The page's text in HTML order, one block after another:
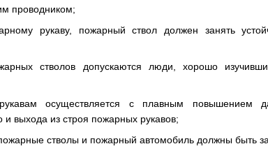
проводником;
рукаву, пожарный ствол должен занять
стволов допускаются люди, хорошо
осуществляется с плавным повышением
выхода из строя пожарных рукавов;
стволы и пожарный автомобиль должны быть